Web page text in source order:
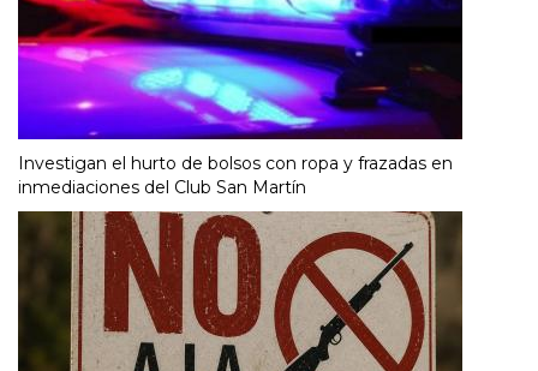
Investigan el hurto de bolsos con ropa y frazadas en
inmediaciones del Club San Martín